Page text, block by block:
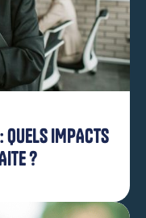
QUELS IMPACTS
?